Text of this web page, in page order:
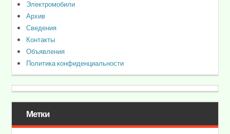
Электромобили
Архив
Сведения
Контакты
Объявления
Политика конфиденциальности
Метки